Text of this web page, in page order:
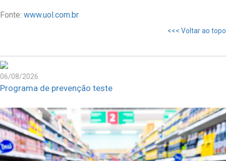
Fonte: www.uol.com.br
<<< Voltar ao topo
06/08/2026
Programa de prevenção teste